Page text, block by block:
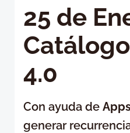
25 de
4.0
Con ayuda de
generar